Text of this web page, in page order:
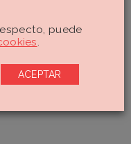
de carga hormonal, sin
puede
.
ACEPTAR